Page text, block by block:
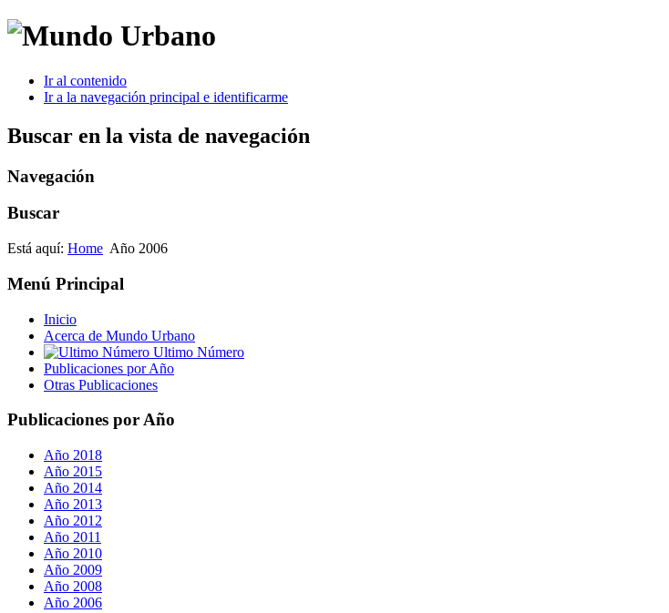
Ir al contenido
Ir a la navegación principal e identificarme
Buscar en la vista de navegación
Navegación
Buscar
Está aquí: Home Año 2006
Menú Principal
Inicio
Acerca de Mundo Urbano
Ultimo Número
Publicaciones por Año
Otras Publicaciones
Publicaciones por Año
Año 2018
Año 2015
Año 2014
Año 2013
Año 2012
Año 2011
Año 2010
Año 2009
Año 2008
Año 2006